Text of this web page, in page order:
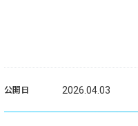
公開日 2026.04.03